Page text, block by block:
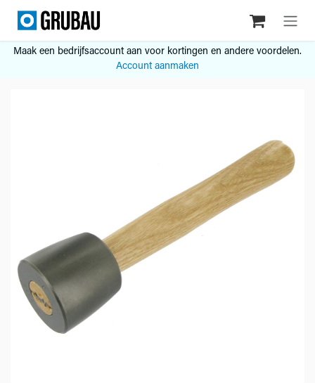
Overslaan naar inhoud
Maak een bedrijfsaccount aan voor kortingen en andere voordelen.
Account aanmaken